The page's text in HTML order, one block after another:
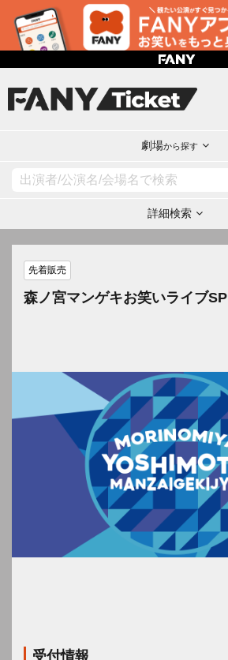
劇場から探す
詳細検索
先着販売
森ノ宮マンゲキお笑いライブSP
受付情報